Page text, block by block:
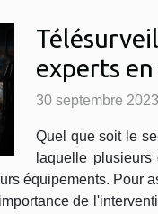
experts
30 septembre
Quel que soit le
laquelle
équipements. Pour
de